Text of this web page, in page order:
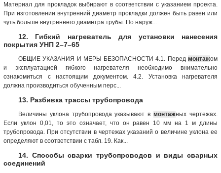
Материал для прокладок выбирают в соответствии с указанием проекта.
При изготовлении внутренний диаметр прокладки должен быть равен или
чуть больше внутреннего диаметра трубы. По наруж...
12. Гибкий нагреватель для установки нанесения
покрытия УНП 2–7–65
ОБЩИЕ УКАЗАНИЯ И МЕРЫ БЕЗОПАСНОСТИ 4.1. Перед монтажом
и эксплуатацией гибкого нагревателя необходимо внимательно
ознакомиться с настоящим документом. 4.2. Установка нагревателя
должна производиться обученным перс...
13. Разбивка трассы трубопровода
Величины уклона трубопровода указывают вмонтажных чертежах.
Если уклон 0,01, то это означает, что он равен 10 мм на 1 м длины
трубопровода. При отсутствии в чертежах указаний о величине уклона ее
определяют в соответствии с табл. 19. Как...
14. Способы сварки трубопроводов и виды сварных
соединений